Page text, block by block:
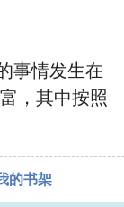
情发生在
，其中按照
的书架